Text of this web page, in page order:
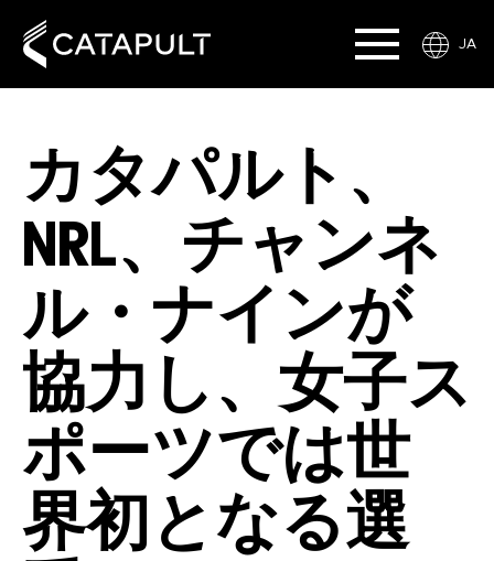
JA
カタパルト、
NRL、チャンネ
ル・ナインが
協力し、女子ス
ポーツでは世
界初となる選